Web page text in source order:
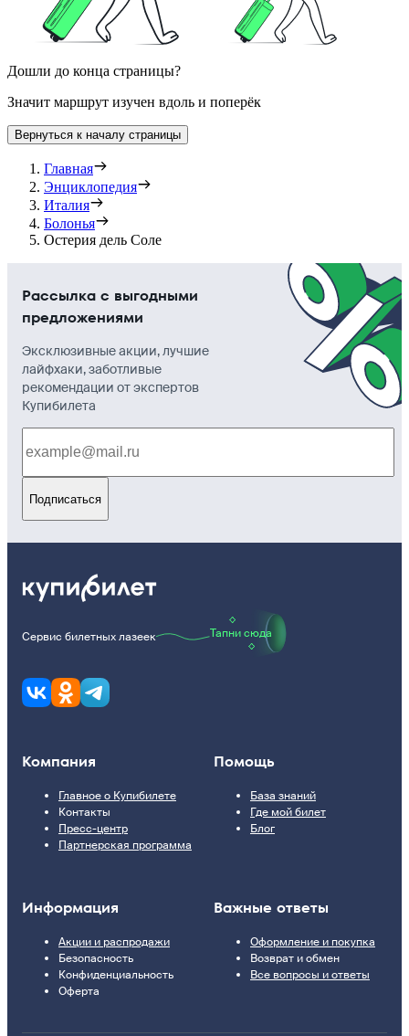
Дошли до конца страницы?
Значит маршрут изучен вдоль и поперёк
Вернуться к началу страницы
Главная
Энциклопедия
Италия
Болонья
Остерия дель Соле
Рассылка с выгодными
предложениями
Эксклюзивные акции, лучшие
лайфхаки, заботливые
рекомендации от экспертов
Купибилета
Подписаться
Сервис билетных лазеек Тапни сюда
Компания
Главное о Купибилете
Контакты
Пресс-центр
Партнерская программа
Помощь
База знаний
Где мой билет
Блог
Информация
Акции и распродажи
Безопасность
Конфиденциальность
Оферта
Важные ответы
Оформление и покупка
Возврат и обмен
Все вопросы и ответы